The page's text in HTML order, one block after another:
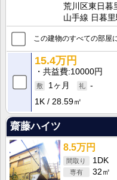
荒川区東日暮
山手線 日暮
この建物のすべての部屋
15.4万円
共益費 10000円
1ヶ月
-
1K
28.59㎡
齋藤ハイツ
8.5万円
1DK
32㎡